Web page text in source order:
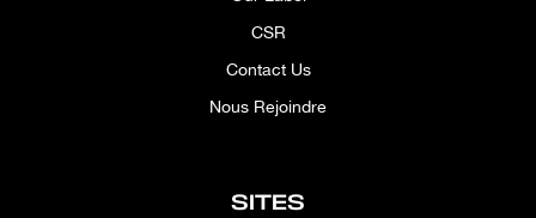
CSR
Contact Us
Nous Rejoindre
SITES